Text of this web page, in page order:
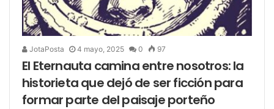
JotaPosta 4 mayo, 2025 0 97
El Eternauta camina entre nosotros: la
historieta que dejó de ser ficción para
formar parte del paisaje porteño